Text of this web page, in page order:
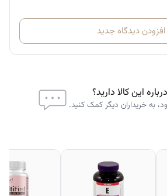
افزودن دیدگاه جدید
این کالا دارید؟
به خریداران دیگر کمک کنید.